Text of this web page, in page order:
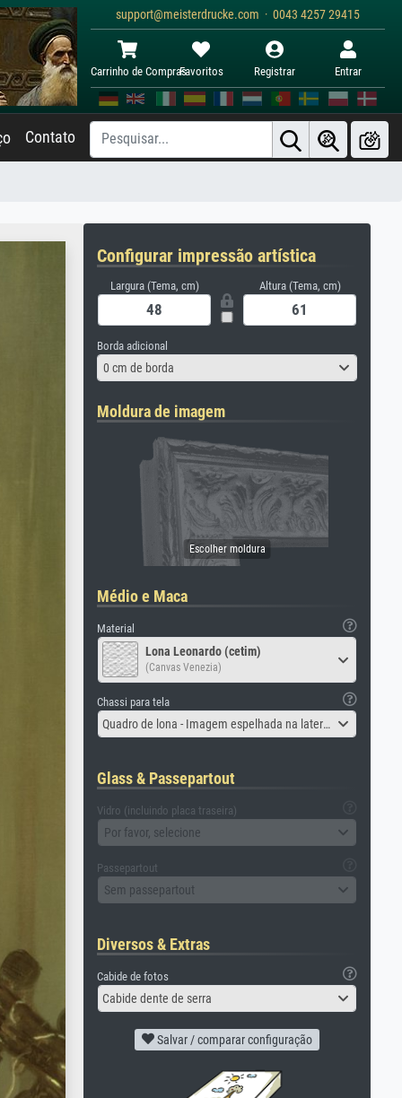
support@meisterdrucke.com · 0043 4257 29415
Carrinho de ComprasFavoritos Registrar Entrar
Contato
Configurar impressão artística
Largura (Tema, cm) Altura (Tema, cm)
Borda adicional
0 cm de borda
Moldura de imagem
Médio e Maca
Material
Lona Leonardo (cetim)
(Canvas Venezia)
Chassi para tela
Quadro de lona - Imagem espelhada na lateral
Glass & Passepartout
Vidro (incluindo placa traseira)
Por favor, selecione
Passepartout
Sem passepartout
Diversos & Extras
Cabide de fotos
Cabide dente de serra
Salvar / comparar configuração